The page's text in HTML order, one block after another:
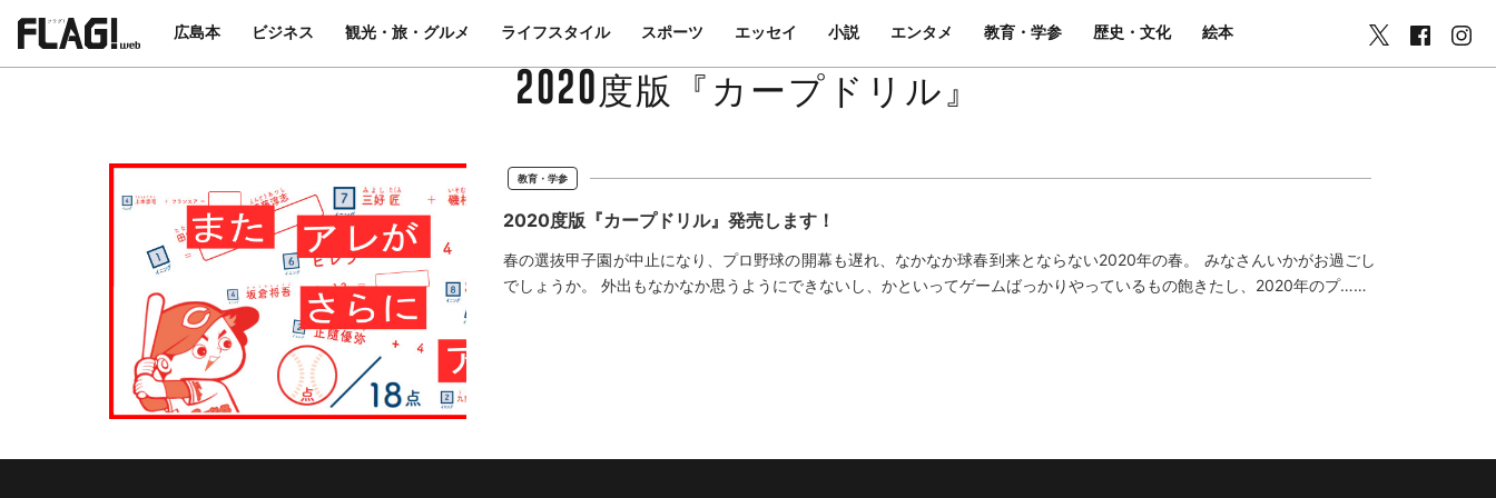
広島本 ビジネス 観光・旅・グルメ ライフスタイル スポーツ エッセイ 小説 エンタメ 教育・学参 歴史・文化 絵本
2020度版『カープドリル』
教育・学参
2020度版『カープドリル』発売します！
春の選抜甲子園が中止になり、プロ野球の開幕も遅れ、なかなか球春到来とならない2020年の春。 みなさんいかがお過ごし
でしょうか。 外出もなかなか思うようにできないし、かといってゲームばっかりやっているもの飽きたし、2020年のプ……